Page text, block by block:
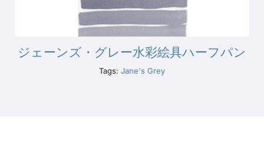
ジェーンズ・グレー水彩絵具ハーフパン
Tags: Jane's Grey